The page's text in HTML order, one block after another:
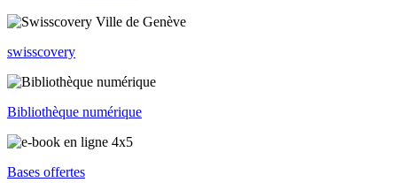
swisscovery
Bibliothèque numérique
Bases offertes